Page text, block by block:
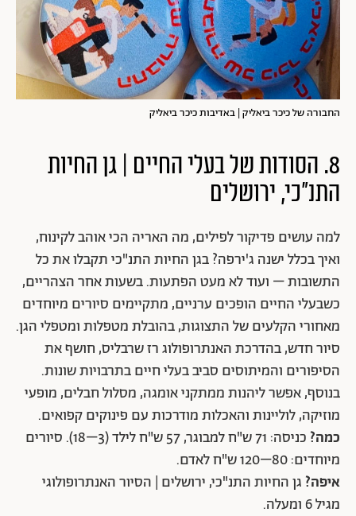
החבורה של כיכר ביאליק | באדיבות כיכר ביאליק
8. הסודות של בעלי החיים | גן החיות
התנ"כי, ירושלים
למה עושים פדיקור לפילים, מה האריה הכי אוהב לקינוח,
ואיך בכלל ישנה ג'ירפה? בגן החיות התנ"כי תקבלו את כל
התשובות – ועוד לא מעט הפתעות. בשעות אחר הצהריים,
כשבעלי החיים הופכים ערניים, מתקיימים סיורים מיוחדים
מאחורי הקלעים של התצוגות, בהובלת מטפלות ומטפלי הגן.
סיור חדש, בהדרכת האנתרופולוג רז שרבליס, חושף את
הסיפורים והמיתוסים סביב בעלי חיים בתרבויות שונות.
בנוסף, אפשר ליהנות ממתקני אומגה, מסלול חבלים, מופעי
מוזיקה, לוליינות והאכלות מודרכות עם פינוקים קפואים.
כמה?
כניסה: 71 ש"ח למבוגר, 57 ש"ח לילד (3–18). סיורים
מיוחדים: 80–120 ש"ח לאדם.
איפה? גן החיות התנ"כי, ירושלים | הסיור האנתרופולוגי
מגיל 6 ומעלה.